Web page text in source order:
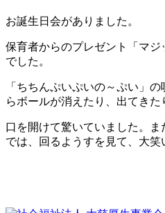
お誕生日会がありました。
保育者からのプレゼント「マジ
でした。
「ちちんぷいぷいの～ぷい」
らボールが消えたり、出てきた
口を開けて驚いていました。
では、回るようすを見て、大笑